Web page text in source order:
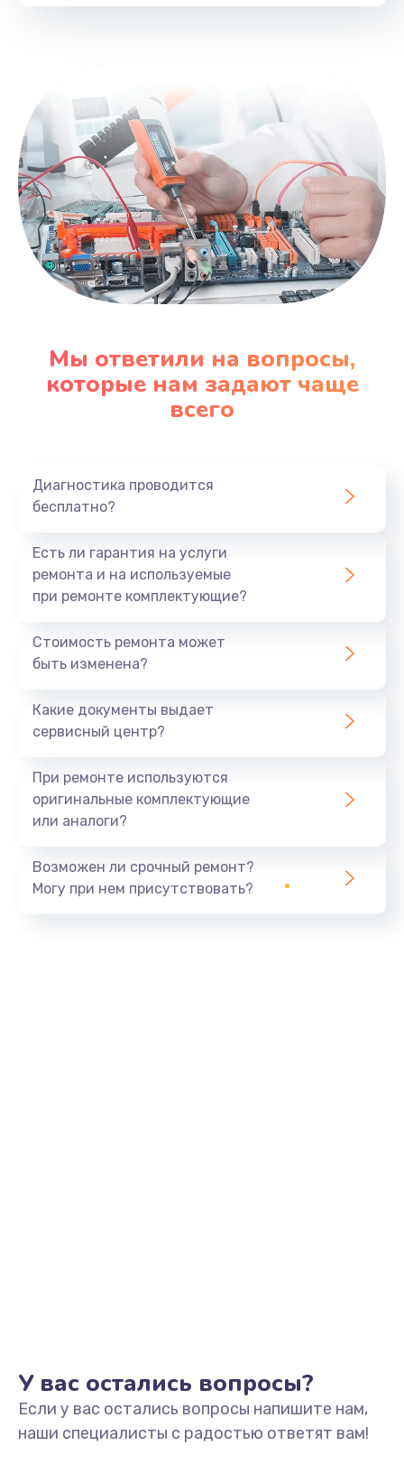
Мы ответили на вопросы,
которые нам задают чаще
всего
Диагностика проводится
бесплатно?
Есть ли гарантия на услуги
ремонта и на используемые
при ремонте комплектующие?
Стоимость ремонта может
быть изменена?
Какие документы выдает
сервисный центр?
При ремонте используются
оригинальные комплектующие
или аналоги?
Возможен ли срочный ремонт?
Могу при нем присутствовать?
У вас остались вопросы?
Если у вас остались вопросы напишите нам,
наши специалисты с радостью ответят вам!